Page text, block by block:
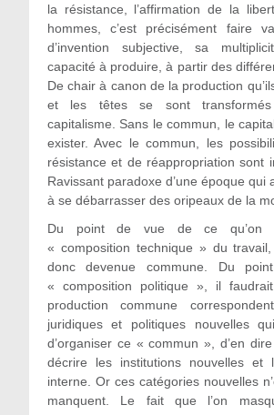
la résistance, l’affirmation de la
hommes, c’est précisément faire
d’invention subjective, sa
capacité à produire, à partir des
De chair à canon de la production
et les têtes se sont
capitalisme. Sans le commun, le
exister. Avec le commun, les
résistance et de réappropriation sont
Ravissant paradoxe d’une époque qui
à se débarrasser des oripeaux de la
Du point de vue de ce qu’on
« composition technique » du
donc devenue commune. Du
« composition politique », il
production commune
juridiques et politiques nouvelles
d’organiser ce « commun », d’en
décrire les institutions nouvelles et
interne. Or ces catégories nouvelles
manquent. Le fait que l’on